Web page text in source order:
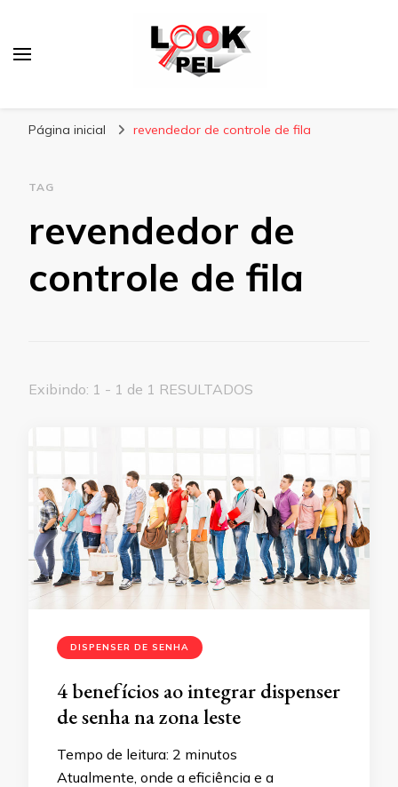
Página inicial revendedor de controle de fila
TAG
revendedor de
controle de fila
Exibindo: 1 - 1 de 1 RESULTADOS
DISPENSER DE SENHA
4 benefícios ao integrar dispenser
de senha na zona leste
Tempo de leitura: 2 minutos
Atualmente, onde a eficiência e a